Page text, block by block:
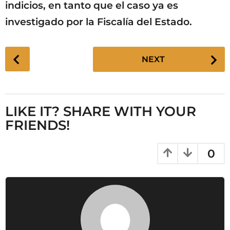
indicios, en tanto que el caso ya es
investigado por la Fiscalía del Estado.
o
P
a
a
NEXT
LIKE IT? SHARE WITH YOUR
FRIENDS!
0